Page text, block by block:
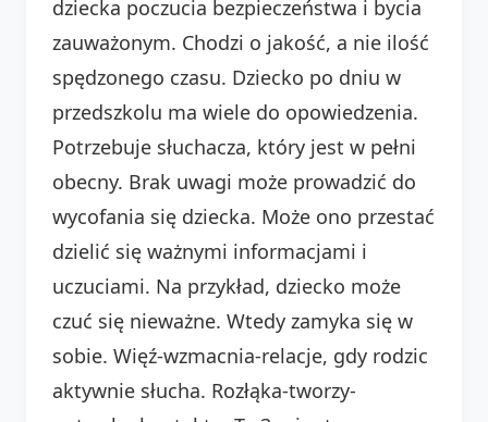
dziecka poczucia bezpieczeństwa i bycia
zauważonym. Chodzi o jakość, a nie ilość
spędzonego czasu. Dziecko po dniu w
przedszkolu ma wiele do opowiedzenia.
Potrzebuje słuchacza, który jest w pełni
obecny. Brak uwagi może prowadzić do
wycofania się dziecka. Może ono przestać
dzielić się ważnymi informacjami i
uczuciami. Na przykład, dziecko może
czuć się nieważne. Wtedy zamyka się w
sobie. Więź-wzmacnia-relacje, gdy rodzic
aktywnie słucha. Rozłąka-tworzy-